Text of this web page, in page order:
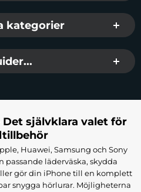
kategorier
Det självklara valet för
Huawei, Samsung och Sony
passande läderväska, skydda
gör din iPhone till en komplett
snygga hörlurar. Möjligheterna